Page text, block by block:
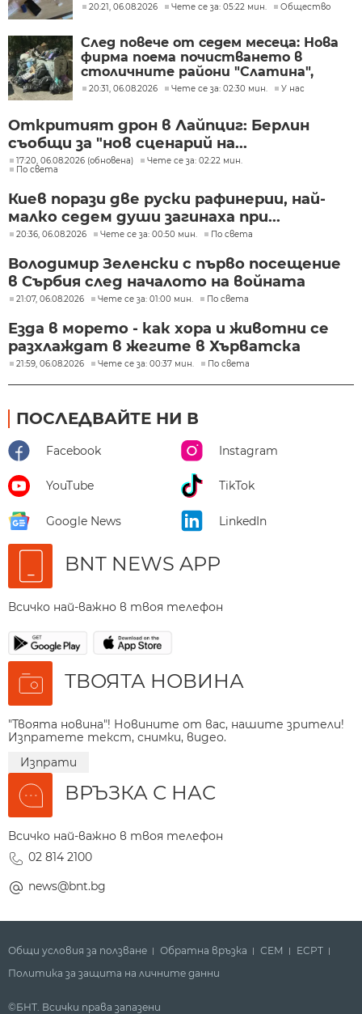
20:21, 06.08.2026 Чете се за: 05:22 мин. Общество
След повече от седем месеца: Нова
фирма поема почистването в
столичните райони "Слатина",
"Подуяне" и "Изгрев"
20:31, 06.08.2026 Чете се за: 02:30 мин. У нас
Откритият дрон в Лайпциг: Берлин
съобщи за "нов сценарий на...
17:20, 06.08.2026 (обновена)
Чете се за: 02:22 мин.
По света
Киев порази две руски рафинерии, най-
малко седем души загинаха при...
20:36, 06.08.2026 Чете се за: 00:50 мин. По света
Володимир Зеленски с първо посещение
в Сърбия след началото на войната
21:07, 06.08.2026 Чете се за: 01:00 мин. По света
Езда в морето - как хора и животни се
разхлаждат в жегите в Хърватска
21:59, 06.08.2026 Чете се за: 00:37 мин. По света
ПОСЛЕДВАЙТЕ НИ В
Facebook Instagram
YouTube TikTok
Google News LinkedIn
BNT NEWS APP
Всичко най-важно в твоя телефон
ТВОЯТА НОВИНА
"Твоята новина"! Новините от вас, нашите зрители!
Изпратете текст, снимки, видео.
Изпрати
ВРЪЗКА С НАС
Всичко най-важно в твоя телефон
02 814 2100
news@bnt.bg
Общи условия за ползване Обратна връзка СЕМ
ECPT
Политика за защита на личните данни
©БНТ. Всички права запазени